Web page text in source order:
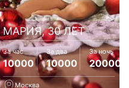
МАРИЯ, 30 ЛЕТ
За час
10000
За два
10000
За ночь
20000
Москва